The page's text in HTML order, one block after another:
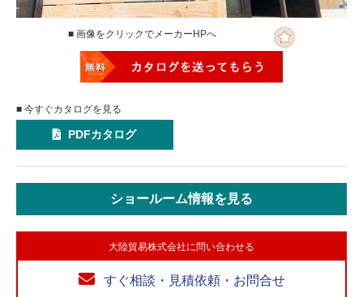
■ 画像をクリックでメーカーHPへ
■ 今すぐカタログを見る
PDFカタログ
ショールーム情報を見る
大陸貿易株式会社に問い合わせる
すぐ相談・見積依頼・お問合せ